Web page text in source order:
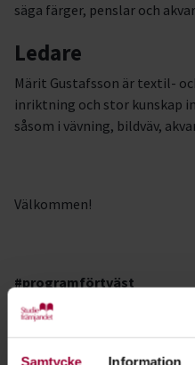
Samtycke Information
säga färger, penslar och
Ledare
Märit Gustafsson är textil-
inriktning och stor kunskap
såsom i vävning, bildväv,
Välkommen!
#programförtväst
Kursledare